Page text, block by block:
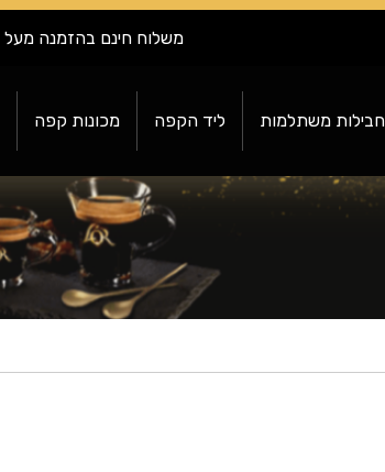
משלוח חינם בהזמנה מעל 150
חבילות משתלמות ליד הקפה מכונות קפה